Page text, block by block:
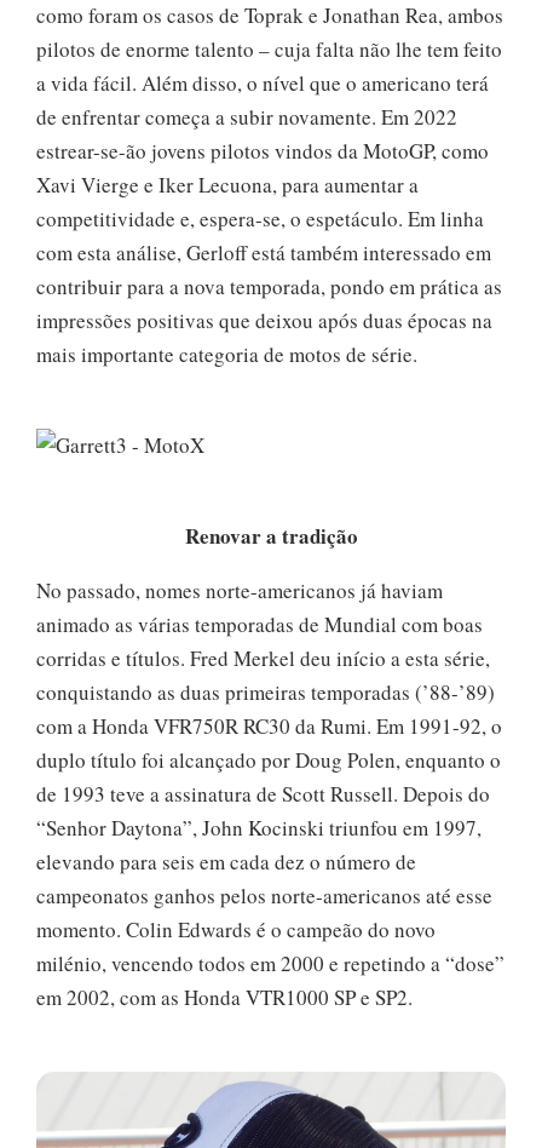
como foram os casos de Toprak e Jonathan Rea, ambos
pilotos de enorme talento – cuja falta não lhe tem feito
a vida fácil. Além disso, o nível que o americano terá
de enfrentar começa a subir novamente. Em 2022
estrear-se-ão jovens pilotos vindos da MotoGP, como
Xavi Vierge e Iker Lecuona, para aumentar a
competitividade e, espera-se, o espetáculo. Em linha
com esta análise, Gerloff está também interessado em
contribuir para a nova temporada, pondo em prática as
impressões positivas que deixou após duas épocas na
mais importante categoria de motos de série.
Renovar a tradição
No passado, nomes norte-americanos já haviam
animado as várias temporadas de Mundial com boas
corridas e títulos. Fred Merkel deu início a esta série,
conquistando as duas primeiras temporadas (’88-’89)
com a Honda VFR750R RC30 da Rumi. Em 1991-92, o
duplo título foi alcançado por Doug Polen, enquanto o
de 1993 teve a assinatura de Scott Russell. Depois do
“Senhor Daytona”, John Kocinski triunfou em 1997,
elevando para seis em cada dez o número de
campeonatos ganhos pelos norte-americanos até esse
momento. Colin Edwards é o campeão do novo
milénio, vencendo todos em 2000 e repetindo a “dose”
em 2002, com as Honda VTR1000 SP e SP2.